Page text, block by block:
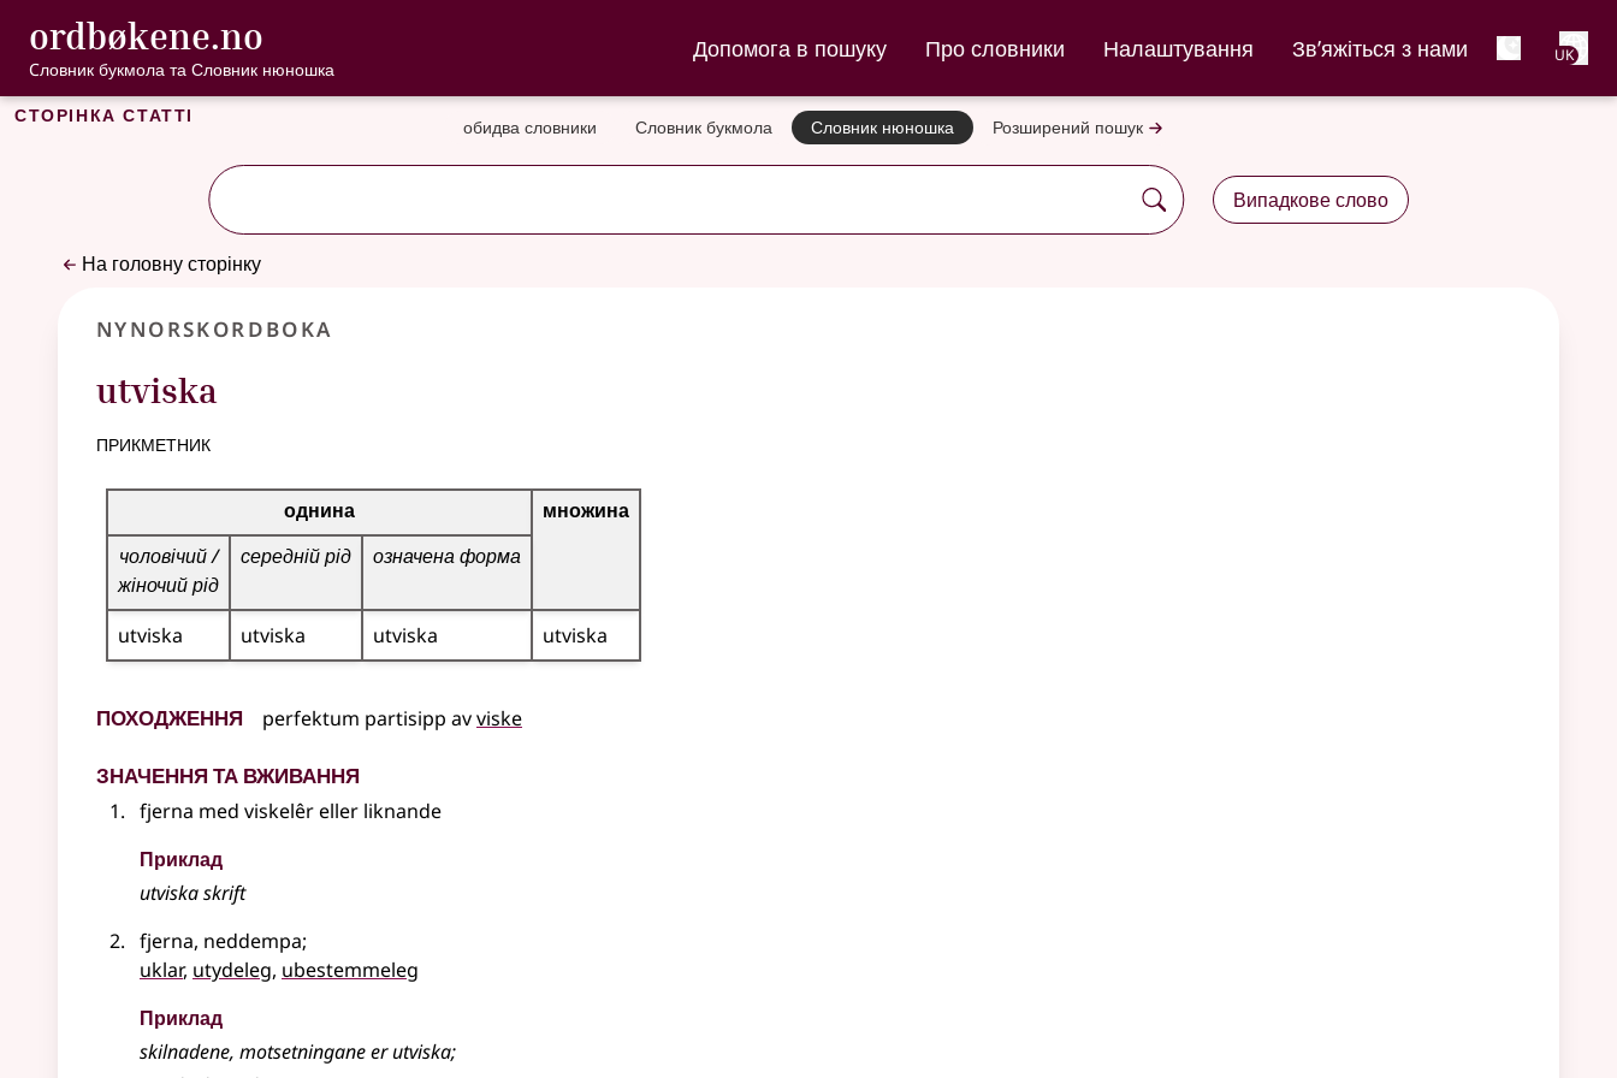
Перейти до основного вмісту
Доступність
ordbøkene.no , Cловник букмола та Словник нюношка
Cловник букмола та Словник нюношка
Допомога в пошуку Про словники Налаштування Зв’яжіться з нами UK
Сторінка статті обидва словники Словник букмола Словник нюношка Розширений пошук
Випадкове слово
На головну сторінку
Nynorskordboka
utviska
прикметник
Таблиця відмінювання для цього прикметника
однина
множина
чоловічий /
жіночий рід
середній рід означена форма
utviska utviska utviska utviska
Походження perfektum partisipp avviske
Значення та вживання
fjerna med viskelêreller liknande
Приклад
utviska skrift
fjerna, neddempa;
uklar, utydeleg, ubestemmeleg
Приклад
skilnadene, motsetningane er utviska;